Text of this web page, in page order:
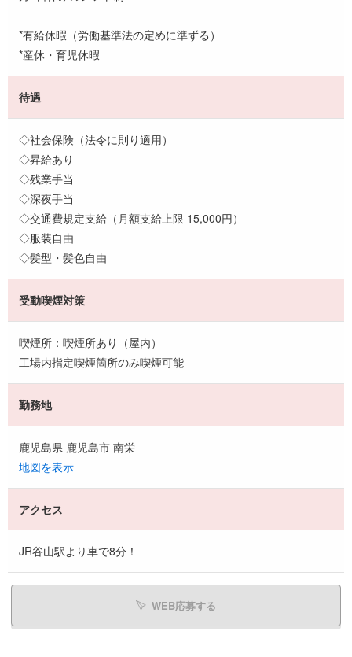
*有給休暇（労働基準法の定めに準ずる）
*産休・育児休暇
待遇
◇社会保険（法令に則り適用）
◇昇給あり
◇残業手当
◇深夜手当
◇交通費規定支給（月額支給上限 15,000円）
◇服装自由
◇髪型・髪色自由
受動喫煙対策
喫煙所：喫煙所あり（屋内）
工場内指定喫煙箇所のみ喫煙可能
勤務地
鹿児島県 鹿児島市 南栄
地図を表示
アクセス
JR谷山駅より車で8分！
WEB応募する